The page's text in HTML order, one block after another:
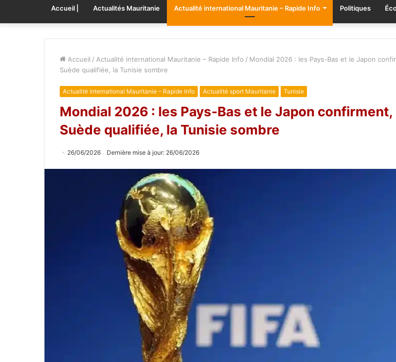
Accueil | Actualités Mauritanie Actualité international Mauritanie – Rapide Info Politiques
Accueil / Actualité international Mauritanie – Rapide Info / Mondial 2026 : les Pays-Bas et le Japon
Suède qualifiée, la Tunisie sombre
Actualité international Mauritanie – Rapide Info Actualité sport Mauritanie Tunisie
Mondial 2026 : les Pays-Bas et le Japon confirment,
Suède qualifiée, la Tunisie sombre
26/06/2026 Dernière mise à jour: 26/06/2026